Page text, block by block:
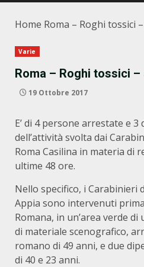
Home Roma – Roghi tossici
Varie
Roma – Roghi tossici
19 Ottobre 2017
E’ di 4 persone arrestate e
dell’attività svolta dai
Roma Casilina in materia di
ultime 48 ore.
Nello specifico, i Carabinieri
Appia sono intervenuti
Romana, in un’area verde
di materiale scenografico,
romano di 49 anni, e due
di 40 e 23 anni.